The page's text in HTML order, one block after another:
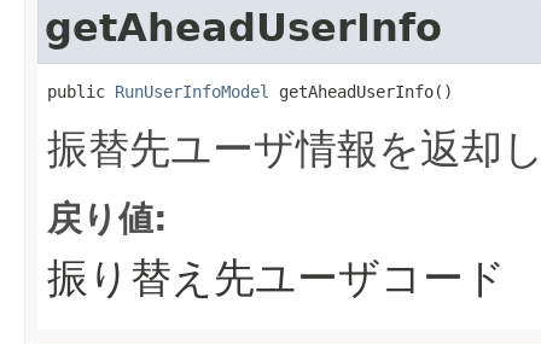
getAheadUserInfo
public RunUserInfoModel getAheadUserInfo()
振替先ユーザ情報を返却
戻り値:
振り替え先ユーザコード